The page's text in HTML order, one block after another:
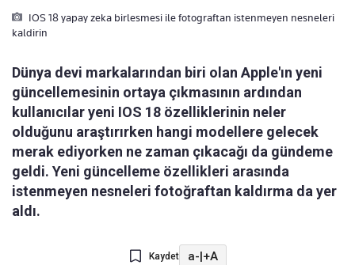
IOS 18 yapay zeka birlesmesi ile fotograftan istenmeyen nesneleri
kaldirin
Dünya devi markalarından biri olan Apple'ın yeni
güncellemesinin ortaya çıkmasının ardından
kullanıcılar yeni IOS 18 özelliklerinin neler
olduğunu araştırırken hangi modellere gelecek
merak ediyorken ne zaman çıkacağı da gündeme
geldi. Yeni güncelleme özellikleri arasında
istenmeyen nesneleri fotoğraftan kaldırma da yer
aldı.
Kaydet a-|+A